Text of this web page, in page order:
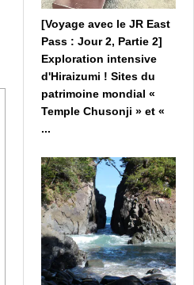
[Voyage avec le JR East
Pass : Jour 2, Partie 2]
Exploration intensive
d'Hiraizumi ! Sites du
patrimoine mondial «
Temple Chusonji » et «
...